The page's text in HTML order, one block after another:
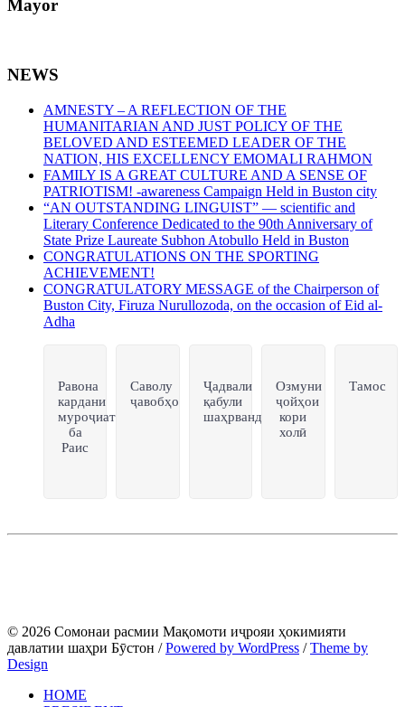
Mayor
NEWS
AMNESTY – A REFLECTION OF THE
HUMANITARIAN AND JUST POLICY OF THE
BELOVED AND ESTEEMED LEADER OF THE
NATION, HIS EXCELLENCY EMOMALI RAHMON
FAMILY IS A GREAT CULTURE AND A SENSE OF
PATRIOTISM! -awareness Campaign Held in Buston city
“AN OUTSTANDING LINGUIST” — scientific and
Literary Conference Dedicated to the 90th Anniversary of
State Prize Laureate Subhon Atobullo Held in Buston
CONGRATULATIONS ON THE SPORTING
ACHIEVEMENT!
CONGRATULATORY MESSAGE of the Chairperson of
Buston City, Firuza Nurullozoda, on the occasion of Eid al-
Adha
Равона
кардани
муроҷиат
ба
Раис
Саволу
ҷавобҳо
Ҷадвали
қабули
шаҳрвандон
Озмуни
ҷойҳои
кори
холӣ
Тамос
© 2026 Сомонаи расмии Мақомоти иҷрояи ҳокимияти
давлатии шаҳри Бӯстон / Powered by WordPress / Theme by
Design
HOME